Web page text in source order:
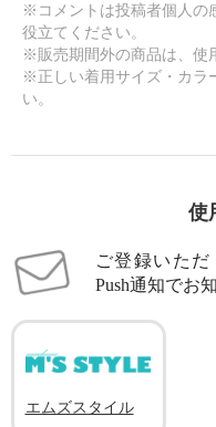
※コメントは投稿者個人の
役立てください。
※販売期間外の商品は、使
※正しい着用サイズ・カラ
い。
使
ご登録いただ
Push通知でお
エムズスタイル